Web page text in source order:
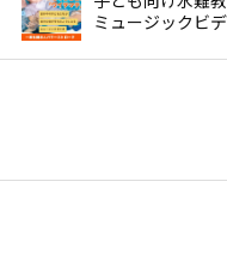
ミュージックビ